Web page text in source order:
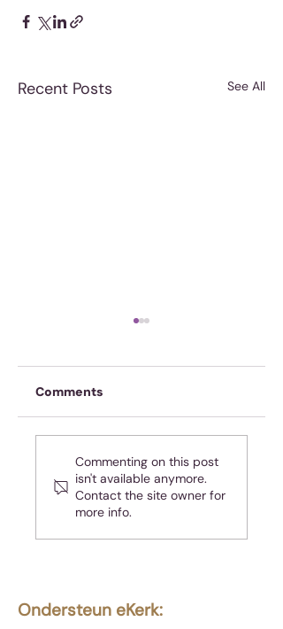
Recent Posts See All
Oefen jou geheue
Comments
Commenting on this post
isn't available anymore.
Contact the site owner for
more info.
Ondersteun eKerk: